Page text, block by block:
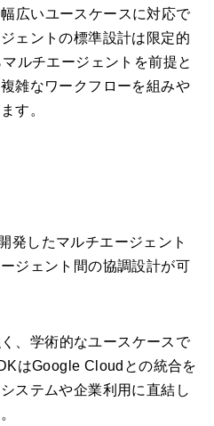
広いユースケースに対応で
ェントの標準設計は限定的
ルチエージェントを前提と
雑なワークフローを組みや
す。
発したマルチエージェント
ジェント間の協調設計が可
、学術的なユースケースで
はGoogle Cloudとの統合を
ステムや企業利用に直結し